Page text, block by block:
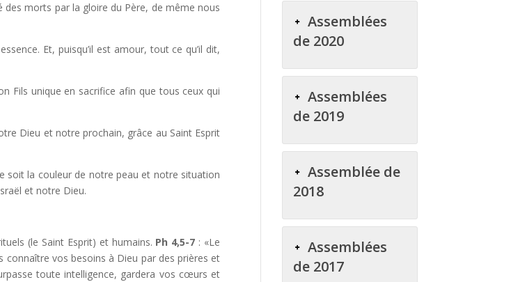
morts par la gloire du Père, de même nous
Et, puisqu’il est amour, tout ce qu’il dit,
Fils unique en sacrifice afin que tous ceux qui
Dieu et notre prochain, grâce au Saint Esprit
soit la couleur de notre peau et notre situation
et notre Dieu.
(le Saint Esprit) et humains. Ph 4,5-7 : «Le
vos besoins à Dieu par des prières et
toute intelligence, gardera vos cœurs et
Assemblées
de 2020
Assemblées
de 2019
Assemblée de
2018
Assemblées
de 2017